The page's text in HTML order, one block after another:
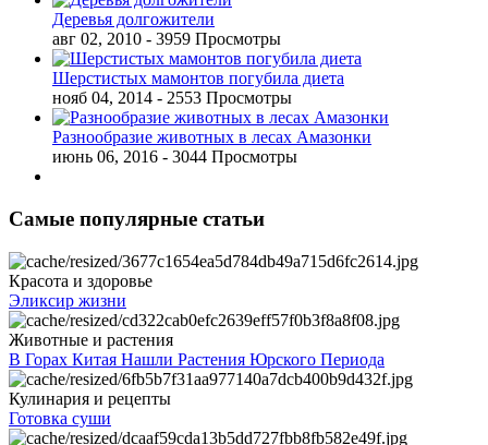
Деревья долгожители
авг 02, 2010 - 3959 Просмотры
Шерстистых мамонтов погубила диета
нояб 04, 2014 - 2553 Просмотры
Разнообразие животных в лесах Амазонки
июнь 06, 2016 - 3044 Просмотры
Самые популярные статьи
Красота и здоровье
Эликсир жизни
Животные и растения
В Горах Китая Нашли Растения Юрского Периода
Кулинария и рецепты
Готовка суши